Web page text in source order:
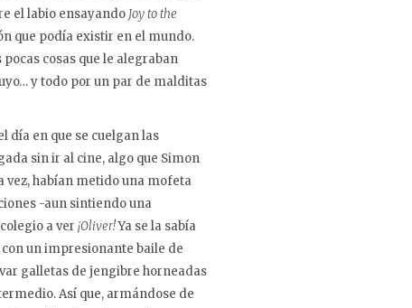
el labio ensayando Joy to the
que podía existir en el mundo.
cosas que le alegraban
y todo por un par de malditas
día en que se cuelgan las
sin ir al cine, algo que Simon
vez, habían metido una mofeta
-aun sintiendo una
a ver ¡Oliver!Ya se la sabía
un impresionante baile de
galletas de jengibre horneadas
Así que, armándose de